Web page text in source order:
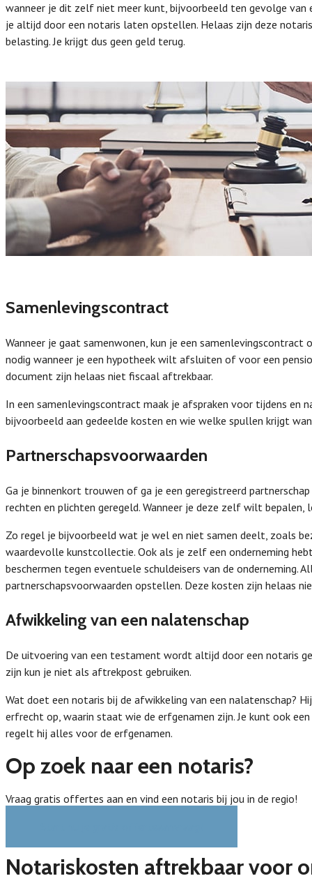
wanneer je dit zelf niet meer kunt, bijvoorbeeld ten gevolge
je altijd door een notaris laten opstellen. Helaas zijn deze
belasting. Je krijgt dus geen geld terug.
Samenlevingscontract
Wanneer je gaat samenwonen, kun je een
nodig wanneer je een hypotheek wilt afsluiten of voor een
document zijn helaas niet fiscaal aftrekbaar.
In een samenlevingscontract maak je afspraken voor tijdens en
bijvoorbeeld aan gedeelde kosten en wie welke spullen krijgt
Partnerschapsvoorwaarden
Ga je binnenkort trouwen of ga je een geregistreerd
rechten en plichten geregeld. Wanneer je deze zelf wilt bepalen,
Zo regel je bijvoorbeeld wat je wel en niet samen deelt, zoals
waardevolle kunstcollectie. Ook als je zelf een onderneming
beschermen tegen eventuele schuldeisers van de onderneming.
partnerschapsvoorwaarden opstellen. Deze kosten zijn helaas
Afwikkeling van een nalatenschap
De uitvoering van een testament wordt altijd door een notaris
zijn kun je niet als aftrekpost gebruiken.
Wat doet een notaris bij de afwikkeling van een nalatenschap?
erfrecht op, waarin staat wie de erfgenamen zijn. Je kunt ook
regelt hij alles voor de erfgenamen.
Op zoek naar een notaris?
Vraag gratis offertes aan en vind een notaris bij jou in de regio!
Notariskosten aftrekbaar voor